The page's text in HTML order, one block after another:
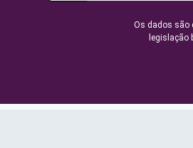
Os dados são
legislação